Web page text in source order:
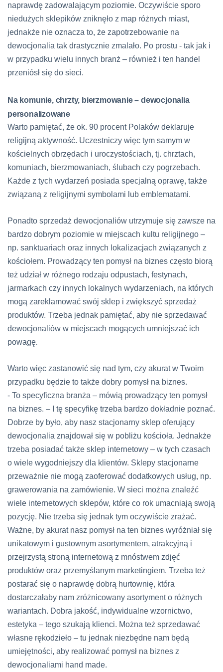
naprawdę zadowalającym poziomie. Oczywiście sporo
niedużych sklepików zniknęło z map różnych miast,
jednakże nie oznacza to, że zapotrzebowanie na
dewocjonalia tak drastycznie zmalało. Po prostu - tak jak i
w przypadku wielu innych branż – również i ten handel
przeniósł się do sieci.
Na komunie, chrzty, bierzmowanie – dewocjonalia
personalizowane
Warto pamiętać, że ok. 90 procent Polaków deklaruje
religijną aktywność. Uczestniczy więc tym samym w
kościelnych obrzędach i uroczystościach, tj. chrztach,
komuniach, bierzmowaniach, ślubach czy pogrzebach.
Każde z tych wydarzeń posiada specjalną oprawę, także
związaną z religijnymi symbolami lub emblematami.
Ponadto sprzedaż dewocjonaliów utrzymuje się zawsze na
bardzo dobrym poziomie w miejscach kultu religijnego –
np. sanktuariach oraz innych lokalizacjach związanych z
kościołem. Prowadzący ten pomysł na biznes często biorą
też udział w różnego rodzaju odpustach, festynach,
jarmarkach czy innych lokalnych wydarzeniach, na których
mogą zareklamować swój sklep i zwiększyć sprzedaż
produktów. Trzeba jednak pamiętać, aby nie sprzedawać
dewocjonaliów w miejscach mogących umniejszać ich
powagę.
Warto więc zastanowić się nad tym, czy akurat w Twoim
przypadku będzie to także dobry pomysł na biznes.
- To specyficzna branża – mówią prowadzący ten pomysł
na biznes. – I tę specyfikę trzeba bardzo dokładnie poznać.
Dobrze by było, aby nasz stacjonarny sklep oferujący
dewocjonalia znajdował się w pobliżu kościoła. Jednakże
trzeba posiadać także sklep internetowy – w tych czasach
o wiele wygodniejszy dla klientów. Sklepy stacjonarne
przeważnie nie mogą zaoferować dodatkowych usług, np.
grawerowania na zamówienie. W sieci można znaleźć
wiele internetowych sklepów, które co rok umacniają swoją
pozycję. Nie trzeba się jednak tym oczywiście zrażać.
Ważne, by akurat nasz pomysł na ten biznes wyróżniał się
unikatowym i gustownym asortymentem, atrakcyjną i
przejrzystą stroną internetową z mnóstwem zdjęć
produktów oraz przemyślanym marketingiem. Trzeba też
postarać się o naprawdę dobrą hurtownię, która
dostarczałaby nam zróżnicowany asortyment o różnych
wariantach. Dobra jakość, indywidualne wzornictwo,
estetyka – tego szukają klienci. Można też sprzedawać
własne rękodzieło – tu jednak niezbędne nam będą
umiejętności, aby realizować pomysł na biznes z
dewocjonaliami hand made.